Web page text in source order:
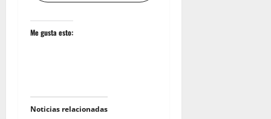
Me gusta esto:
Noticias relacionadas